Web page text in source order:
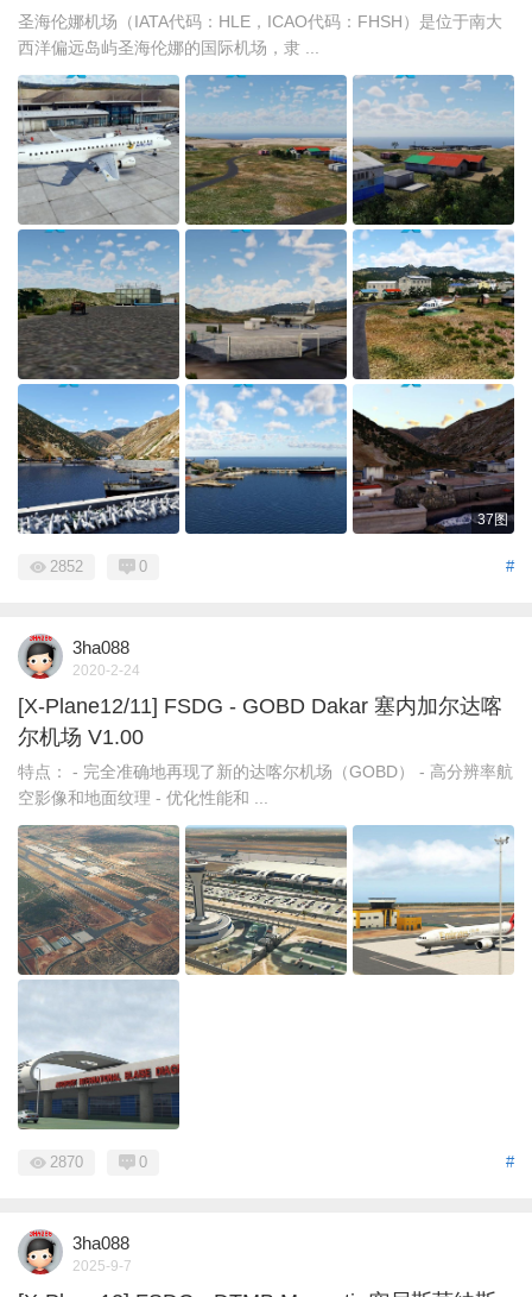
圣海伦娜机场（IATA代码：HLE，ICAO代码：FHSH）是位于南大
西洋偏远岛屿圣海伦娜的国际机场，隶 ...
37图
#
2852 0
3ha088
2020-2-24
[X-Plane12/11] FSDG - GOBD Dakar 塞内加尔达喀
尔机场 V1.00
特点： - 完全准确地再现了新的达喀尔机场（GOBD） - 高分辨率航
空影像和地面纹理 - 优化性能和 ...
#
2870 0
3ha088
2025-9-7